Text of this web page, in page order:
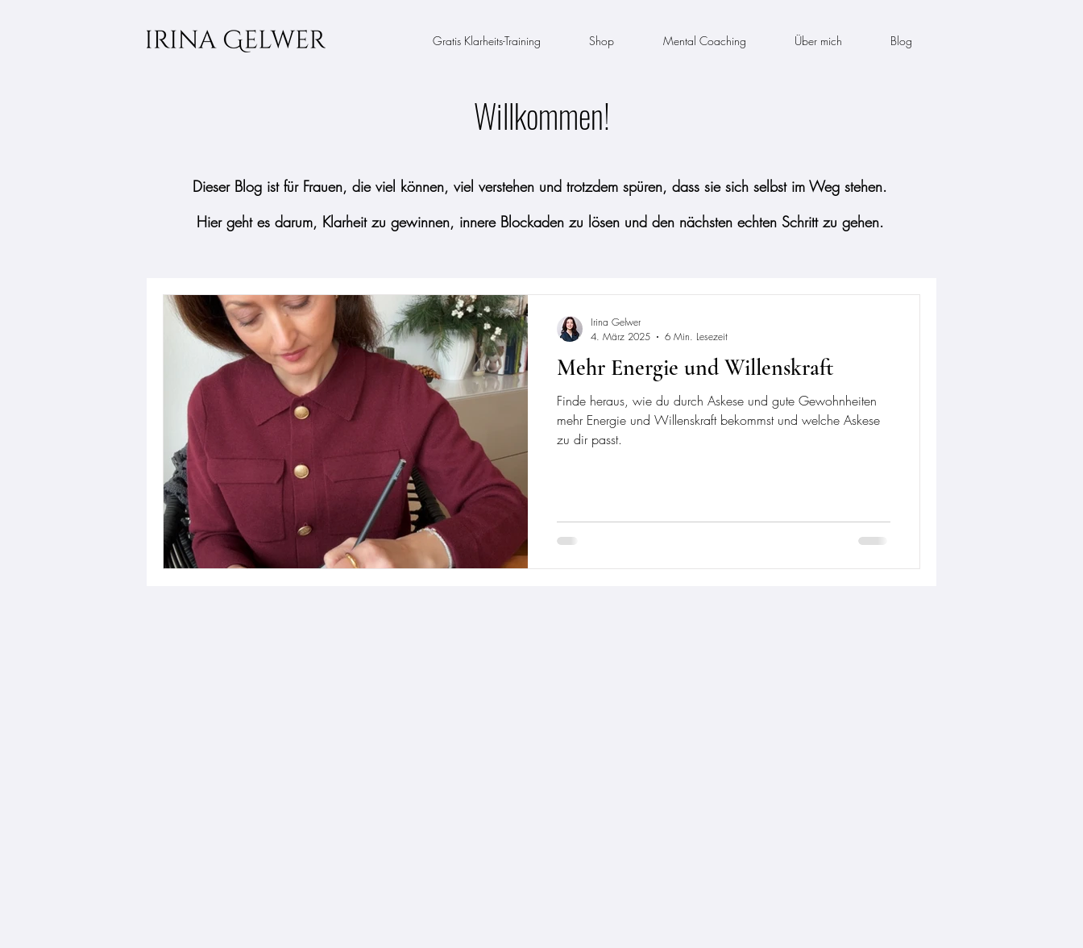
Gratis Klarheits-Training Shop Mental Coaching Über mich Blog
Willkommen!
Dieser Blog ist für Frauen, die viel können, viel verstehen und trotzdem spüren, dass sie sich selbst im Weg stehen.
Hier geht es darum, Klarheit zu gewinnen, innere Blockaden zu lösen und den nächsten echten Schritt zu gehen.
Mehr Energie und Willenskraft
Finde heraus, wie du durch Askese und gute Gewohnheiten
mehr Energie und Willenskraft bekommst und welche Askese
zu dir passt.
Irina Gelwer
4. März 2025
6 Min. Lesezeit